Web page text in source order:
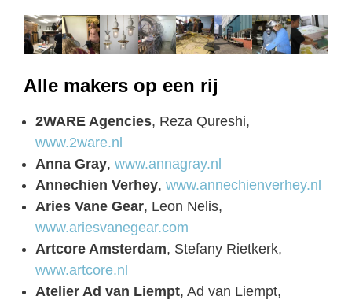
Alle makers op een rij
2WARE Agencies, Reza Qureshi,
www.2ware.nl
Anna Gray, www.annagray.nl
Annechien Verhey, www.annechienverhey.nl
Aries Vane Gear, Leon Nelis,
www.ariesvanegear.com
Artcore Amsterdam, Stefany Rietkerk,
www.artcore.nl
Atelier Ad van Liempt, Ad van Liempt,